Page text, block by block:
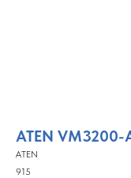
ATEN VM3200-
ATEN
915